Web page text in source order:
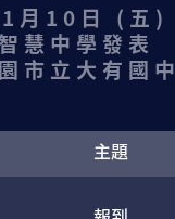
月10日 (五)
智慧中學發表
市立大有國中
主題